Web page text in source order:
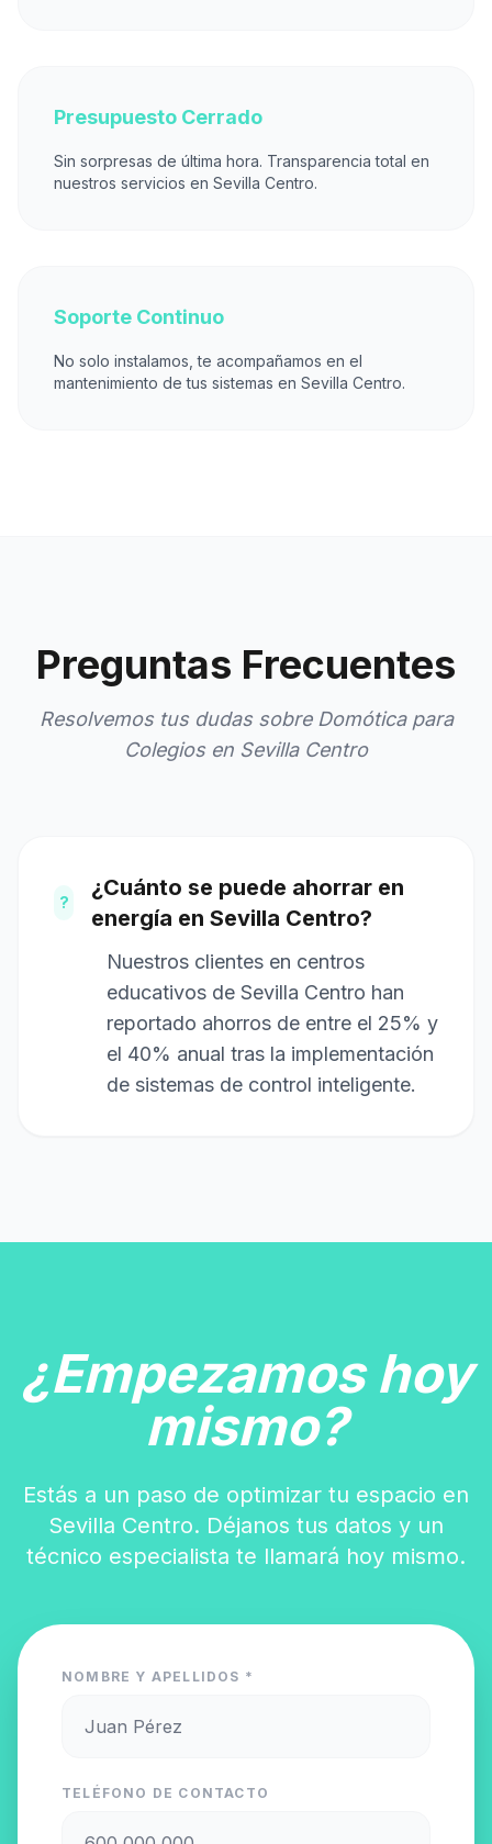
Presupuesto Cerrado
Sin sorpresas de última hora. Transparencia total en
nuestros servicios en Sevilla Centro.
Soporte Continuo
No solo instalamos, te acompañamos en el
mantenimiento de tus sistemas en Sevilla Centro.
Preguntas Frecuentes
Resolvemos tus dudas sobre Domótica para
Colegios en Sevilla Centro
?
¿Cuánto se puede ahorrar en
energía en Sevilla Centro?
Nuestros clientes en centros
educativos de Sevilla Centro han
reportado ahorros de entre el 25% y
el 40% anual tras la implementación
de sistemas de control inteligente.
¿Empezamos hoy
mismo?
Estás a un paso de optimizar tu espacio en
Sevilla Centro. Déjanos tus datos y un
técnico especialista te llamará hoy mismo.
NOMBRE Y APELLIDOS *
TELÉFONO DE CONTACTO